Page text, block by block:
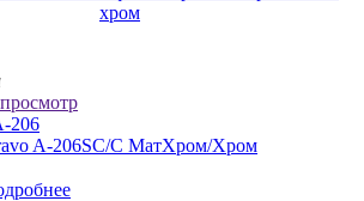
хром
A-206SC/C МатХром/Хром